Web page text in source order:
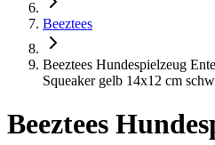
Beeztees
Beeztees Hundespielzeug
Squeaker gelb 14x12 cm
Beeztees